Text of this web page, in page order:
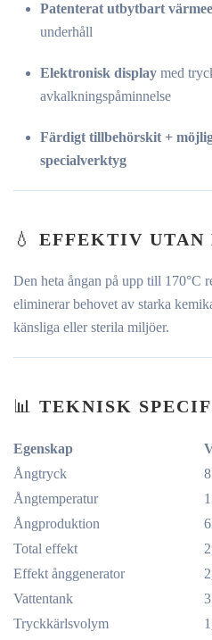
Patenterat utbytbart
underhåll
Elektronisk display med
avkalkningspåminnelse
Färdigt tillbehörskit +
specialverktyg
💧 EFFEKTIV
Den heta ångan på upp till 170°C
eliminerar behovet av starka
känsliga eller sterila miljöer.
📊 TEKNISK
Egenskap
Ångtryck
Ångtemperatur
Ångproduktion
Total effekt
Effekt ånggenerator
Vattentank
Tryckkärlsvolym